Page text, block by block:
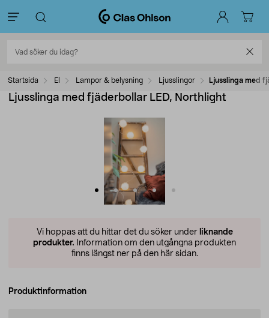
Startsida El Lampor & belysning Ljusslingor Ljusslinga med
Ljusslinga med fjäderbollar LED, Northlight
Vi hoppas att du hittar det du söker under liknande
produkter. Information om den utgångna produkten
finns längst ner på den här sidan.
Produktinformation